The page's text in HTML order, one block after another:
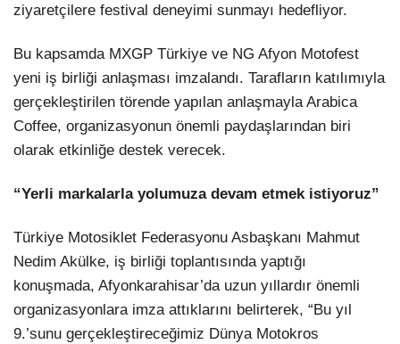
ziyaretçilere festival deneyimi sunmayı hedefliyor.
Bu kapsamda MXGP Türkiye ve NG Afyon Motofest
yeni iş birliği anlaşması imzalandı. Tarafların katılımıyla
gerçekleştirilen törende yapılan anlaşmayla Arabica
Coffee, organizasyonun önemli paydaşlarından biri
olarak etkinliğe destek verecek.
“Yerli markalarla yolumuza devam etmek istiyoruz”
Türkiye Motosiklet Federasyonu Asbaşkanı Mahmut
Nedim Akülke, iş birliği toplantısında yaptığı
konuşmada, Afyonkarahisar’da uzun yıllardır önemli
organizasyonlara imza attıklarını belirterek, “Bu yıl
9.’sunu gerçekleştireceğimiz Dünya Motokros